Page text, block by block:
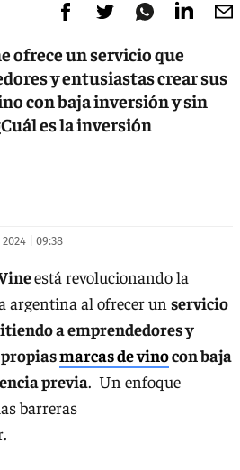
ofrece un servicio que
y entusiastas crear sus
con baja inversión y sin
es la inversión
2024 | 09:38
está revolucionando la
argentina al ofrecer un servicio
a emprendedores y
marcas de vinocon baja
previa. Un enfoque
barreras